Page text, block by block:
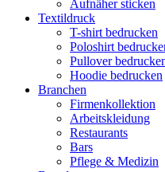
Aufnäher sticken
Textildruck
T-shirt bedrucken
Poloshirt
Pullover
Hoodie bedrucken
Branchen
Firmenkollektion
Arbeitskleidung
Restaurants
Bars
Pflege & Medizin